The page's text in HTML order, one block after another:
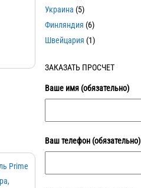
Украина (5)
Финляндия (6)
Швейцария (1)
ЗАКАЗАТЬ ПРОСЧЕТ
Ваше имя (обязательно)
Ваш телефон (обязательно)